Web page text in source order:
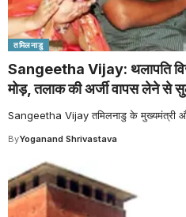
तमिलनाडु
Sangeetha Vijay: थलापति
मोड़, तलाक की अर्जी वापस लेने
Sangeetha Vijay तमिलनाडु के मुख्यमंत्री
ByYoganand Shrivastava